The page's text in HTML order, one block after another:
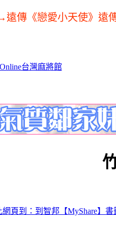
傳《戀愛小天使》遠